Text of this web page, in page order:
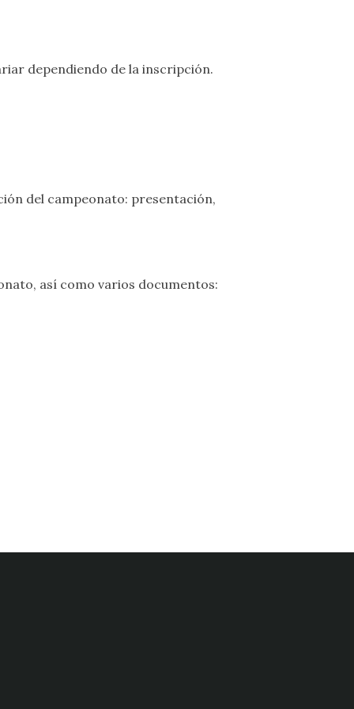
dependiendo de la inscripción.
del campeonato: presentación,
así como varios documentos: